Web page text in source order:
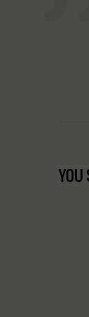
YOU